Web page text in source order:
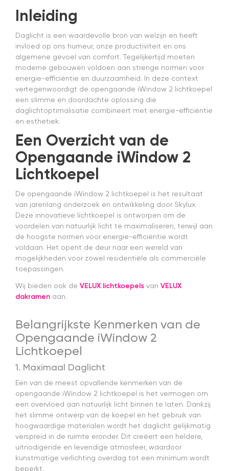
Inleiding
Daglicht is een waardevolle bron van welzijn en heeft
invloed op ons humeur, onze productiviteit en ons
algemene gevoel van comfort. Tegelijkertijd moeten
moderne gebouwen voldoen aan strenge normen voor
energie-efficiëntie en duurzaamheid. In deze context
vertegenwoordigt de opengaande iWindow 2 lichtkoepel
een slimme en doordachte oplossing die
daglichtoptimalisatie combineert met energie-efficiëntie
en esthetiek.
Een Overzicht van de
Opengaande iWindow 2
Lichtkoepel
De opengaande iWindow 2 lichtkoepel is het resultaat
van jarenlang onderzoek en ontwikkeling door Skylux.
Deze innovatieve lichtkoepel is ontworpen om de
voordelen van natuurlijk licht te maximaliseren, terwijl aan
de hoogste normen voor energie-efficiëntie wordt
voldaan. Het opent de deur naar een wereld van
mogelijkheden voor zowel residentiële als commerciële
toepassingen.
Wij bieden ook de VELUX lichtkoepels van VELUX
dakramen aan.
Belangrijkste Kenmerken van de
Opengaande iWindow 2
Lichtkoepel
1. Maximaal Daglicht
Een van de meest opvallende kenmerken van de
opengaande iWindow 2 lichtkoepel is het vermogen om
een overvloed aan natuurlijk licht binnen te laten. Dankzij
het slimme ontwerp van de koepel en het gebruik van
hoogwaardige materialen wordt het daglicht gelijkmatig
verspreid in de ruimte eronder. Dit creëert een heldere,
uitnodigende en levendige atmosfeer, waardoor
kunstmatige verlichting overdag tot een minimum wordt
beperkt.